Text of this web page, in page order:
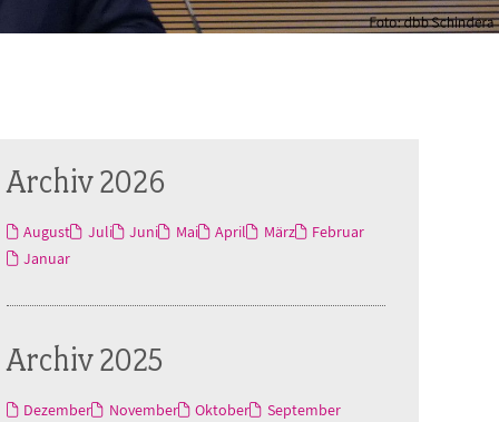
Archiv 2026
August Juli Juni Mai April März
Februar
Januar
Archiv 2025
Dezember November Oktober
September